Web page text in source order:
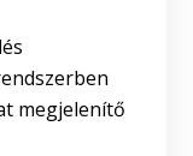
megjelenítő